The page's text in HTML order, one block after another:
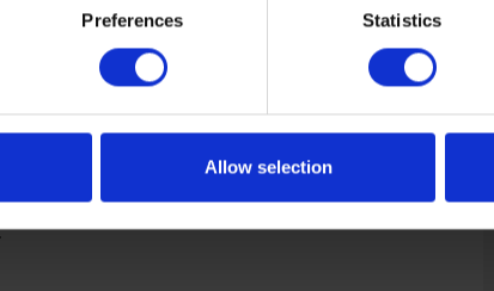
Preferences Statistics
Allow selection
Dynol a Datblygu Staff.
y Drenewydd yn Theatr Hafren ar 27 ain
Y Drenewydd a Bannau
o’r Uwch Dîm Rheoli, Adnoddau